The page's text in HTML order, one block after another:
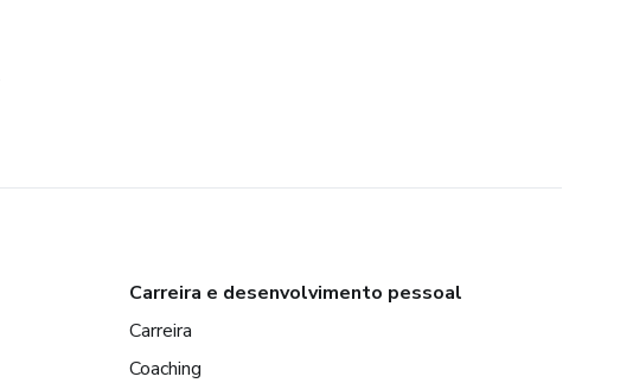
Carreira e desenvolvimento pessoal
Carreira
Coaching